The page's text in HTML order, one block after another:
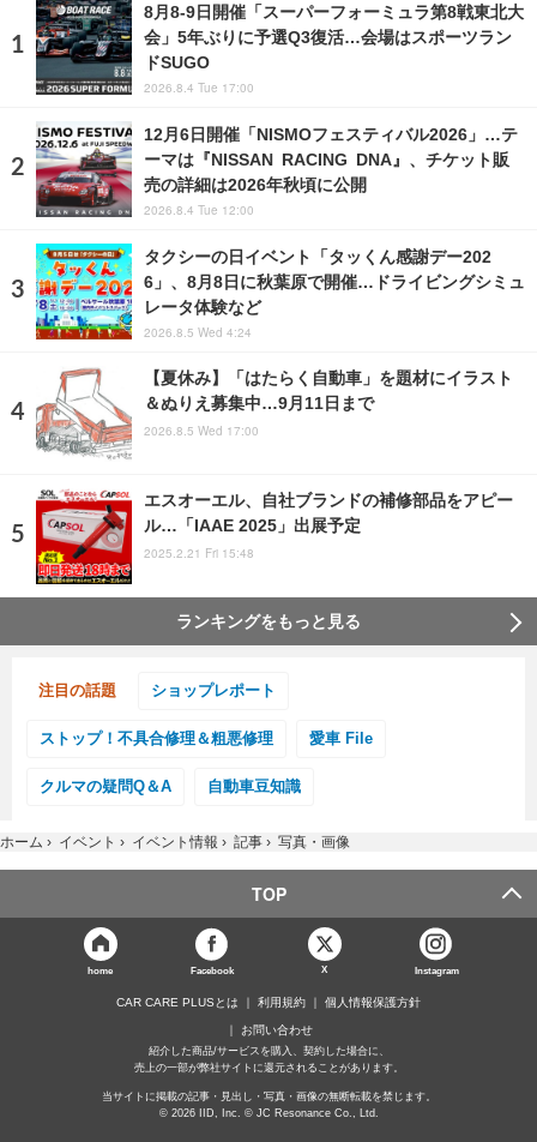
8月8‐9日開催「スーパーフォーミュラ第8戦東北大
会」5年ぶりに予選Q3復活…会場はスポーツラン
ドSUGO
2026.8.4 Tue 17:00
12月6日開催「NISMOフェスティバル2026」…テ
ーマは『NISSAN RACING DNA』、チケット販
売の詳細は2026年秋頃に公開
2026.8.4 Tue 12:00
タクシーの日イベント「タッくん感謝デー202
6」、8月8日に秋葉原で開催…ドライビングシミュ
レータ体験など
2026.8.5 Wed 4:24
【夏休み】「はたらく自動車」を題材にイラスト
＆ぬりえ募集中…9月11日まで
2026.8.5 Wed 17:00
エスオーエル、自社ブランドの補修部品をアピー
ル…「IAAE 2025」出展予定
2025.2.21 Fri 15:48
ランキングをもっと見る
注目の話題 ショップレポート
ストップ！不具合修理＆粗悪修理 愛車 File
クルマの疑問Q＆A 自動車豆知識
ホーム › イベント › イベント情報 › 記事 › 写真・画像
TOP
home Facebook X Instagram
CAR CARE PLUSとは 利用規約 個人情報保護方針
お問い合わせ
紹介した商品/サービスを購入、契約した場合に、
売上の一部が弊社サイトに還元されることがあります。
当サイトに掲載の記事・見出し・写真・画像の無断転載を禁じます。
© 2026 IID, Inc. © JC Resonance Co., Ltd.